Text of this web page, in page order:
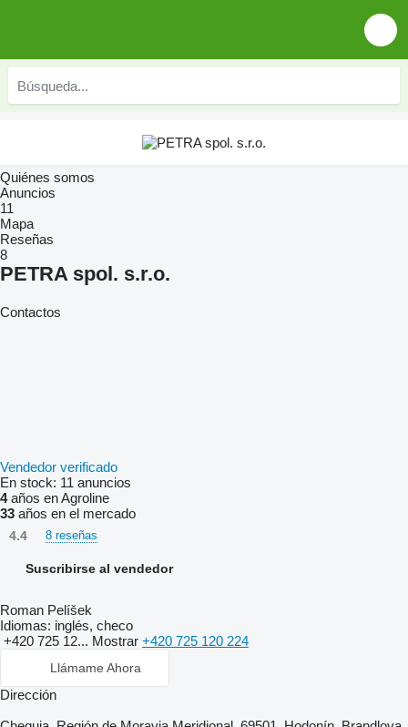
Quiénes somos
Anuncios
11
Mapa
Reseñas
8
PETRA spol. s.r.o.
Contactos
Vendedor verificado
En stock: 11 anuncios
4años en Agroline
33 años en el mercado
4.4 8 reseñas
Suscribirse al vendedor
Roman Pelíšek
Idiomas: inglés, checo
+420 725 12... Mostrar +420 725 120 224
Llámame Ahora
Dirección